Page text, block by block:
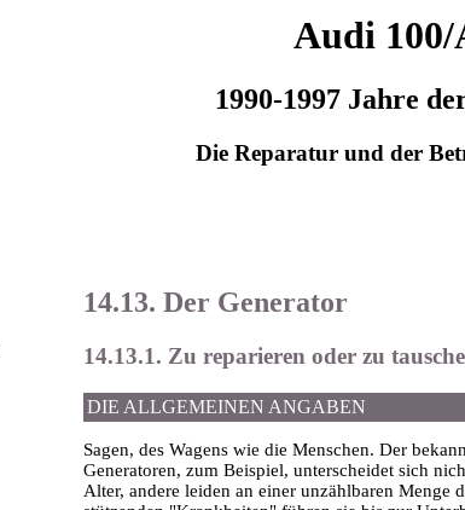
Audi 100/
1990-1997 Jahre
Die Reparatur und der
14.13. Der Generator
14.13.1. Zu reparieren oder zu
DIE ALLGEMEINEN ANGABEN
Sagen, des Wagens wie die Menschen. Der
Generatoren, zum Beispiel, unterscheidet sich
Alter, andere leiden an einer unzählbaren Menge